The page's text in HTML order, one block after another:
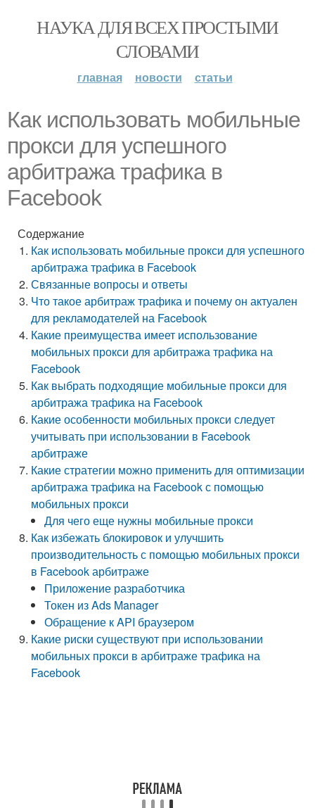
НАУКА ДЛЯ ВСЕХ ПРОСТЫМИ
СЛОВАМИ
главная новости статьи
Как использовать мобильные
прокси для успешного
арбитража трафика в
Facebook
Содержание
Как использовать мобильные прокси для успешного
арбитража трафика в Facebook
Связанные вопросы и ответы
Что такое арбитраж трафика и почему он актуален
для рекламодателей на Facebook
Какие преимущества имеет использование
мобильных прокси для арбитража трафика на
Facebook
Как выбрать подходящие мобильные прокси для
арбитража трафика на Facebook
Какие особенности мобильных прокси следует
учитывать при использовании в Facebook
арбитраже
Какие стратегии можно применить для оптимизации
арбитража трафика на Facebook с помощью
мобильных прокси
Для чего еще нужны мобильные прокси
Как избежать блокировок и улучшить
производительность с помощью мобильных прокси
в Facebook арбитраже
Приложение разработчика
Токен из Ads Manager
Обращение к API браузером
Какие риски существуют при использовании
мобильных прокси в арбитраже трафика на
Facebook